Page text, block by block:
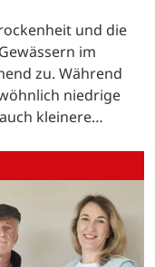
und die
im
zu. Während
niedrige
kleinere…